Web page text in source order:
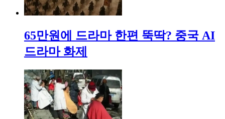
65만원에 드라마 한편 뚝딱? 중국 AI
드라마 화제